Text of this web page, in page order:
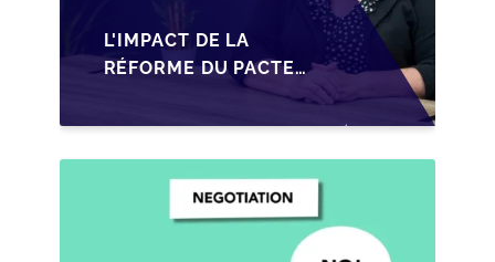
L'IMPACT DE LA
RÉFORME DU PACTE
DUTREIL SUR LA
TRANSMISSION DES